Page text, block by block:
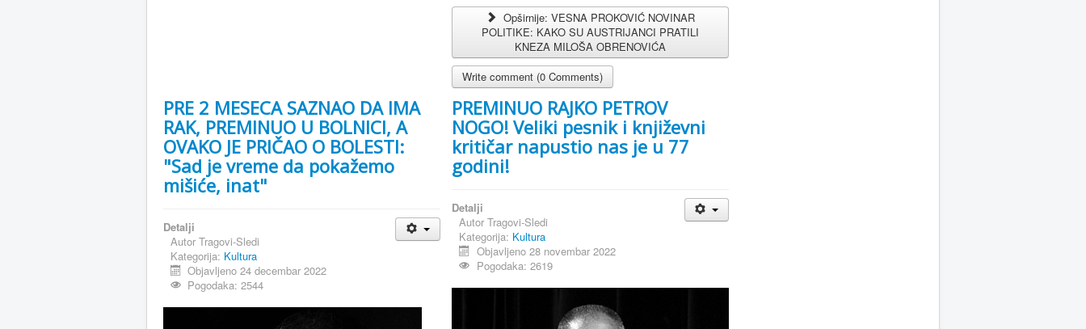
Opširnije: VESNA PROKOVIĆ NOVINAR
POLITIKE: KAKO SU AUSTRIJANCI PRATILI
KNEZA MILOŠA OBRENOVIĆA
Write comment (0 Comments)
PRE 2 MESECA SAZNAO DA IMA
RAK, PREMINUO U BOLNICI, A
OVAKO JE PRIČAO O BOLESTI:
"Sad je vreme da pokažemo
mišiće, inat"
Detalji
Autor Tragovi-Sledi
Kategorija: Kultura
Objavljeno 24 decembar 2022
Pogodaka: 2544
PREMINUO RAJKO PETROV
NOGO! Veliki pesnik i književni
kritičar napustio nas je u 77
godini!
Detalji
AutorTragovi-Sledi
Kategorija: Kultura
Objavljeno 28 novembar 2022
Pogodaka: 2619